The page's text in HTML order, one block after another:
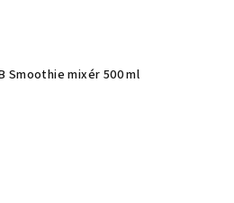
Smoothie mixér 500 ml